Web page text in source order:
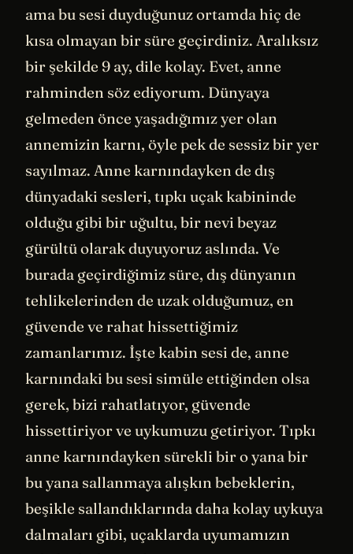
ama bu sesi duyduğunuz ortamda hiç de
kısa olmayan bir süre geçirdiniz. Aralıksız
bir şekilde 9 ay, dile kolay. Evet, anne
rahminden söz ediyorum. Dünyaya
gelmeden önce yaşadığımız yer olan
annemizin karnı, öyle pek de sessiz bir yer
sayılmaz. Anne karnındayken de dış
dünyadaki sesleri, tıpkı uçak kabininde
olduğu gibi bir uğultu, bir nevi beyaz
gürültü olarak duyuyoruz aslında. Ve
burada geçirdiğimiz süre, dış dünyanın
tehlikelerinden de uzak olduğumuz, en
güvende ve rahat hissettiğimiz
zamanlarımız. İşte kabin sesi de, anne
karnındaki bu sesi simüle ettiğinden olsa
gerek, bizi rahatlatıyor, güvende
hissettiriyor ve uykumuzu getiriyor. Tıpkı
anne karnındayken sürekli bir o yana bir
bu yana sallanmaya alışkın bebeklerin,
beşikle sallandıklarında daha kolay uykuya
dalmaları gibi, uçaklarda uyumamızın